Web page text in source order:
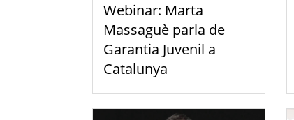
Webinar: Marta
Massaguè parla de
Garantia Juvenil a
Catalunya